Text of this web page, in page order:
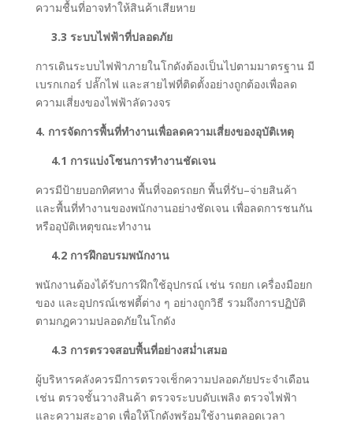
ความชื้นที่อาจทำให้สินค้าเสียหาย
3.3 ระบบไฟฟ้าที่ปลอดภัย
การเดินระบบไฟฟ้าภายในโกดังต้องเป็นไปตามมาตรฐาน มี
เบรกเกอร์ ปลั๊กไฟ และสายไฟที่ติดตั้งอย่างถูกต้องเพื่อลด
ความเสี่ยงของไฟฟ้าลัดวงจร
4. การจัดการพื้นที่ทำงานเพื่อลดความเสี่ยงของอุบัติเหตุ
4.1 การแบ่งโซนการทำงานชัดเจน
ควรมีป้ายบอกทิศทาง พื้นที่จอดรถยก พื้นที่รับ–จ่ายสินค้า
และพื้นที่ทำงานของพนักงานอย่างชัดเจน เพื่อลดการชนกัน
หรืออุบัติเหตุขณะทำงาน
4.2 การฝึกอบรมพนักงาน
พนักงานต้องได้รับการฝึกใช้อุปกรณ์ เช่น รถยก เครื่องมือยก
ของ และอุปกรณ์เซฟตี้ต่าง ๆ อย่างถูกวิธี รวมถึงการปฏิบัติ
ตามกฎความปลอดภัยในโกดัง
4.3 การตรวจสอบพื้นที่อย่างสม่ำเสมอ
ผู้บริหารคลังควรมีการตรวจเช็กความปลอดภัยประจำเดือน
เช่น ตรวจชั้นวางสินค้า ตรวจระบบดับเพลิง ตรวจไฟฟ้า
และความสะอาด เพื่อให้โกดังพร้อมใช้งานตลอดเวลา